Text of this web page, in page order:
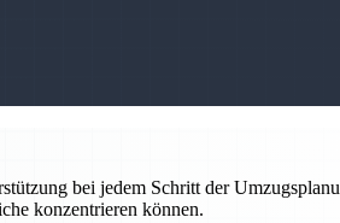
bei jedem Schritt der
konzentrieren können.